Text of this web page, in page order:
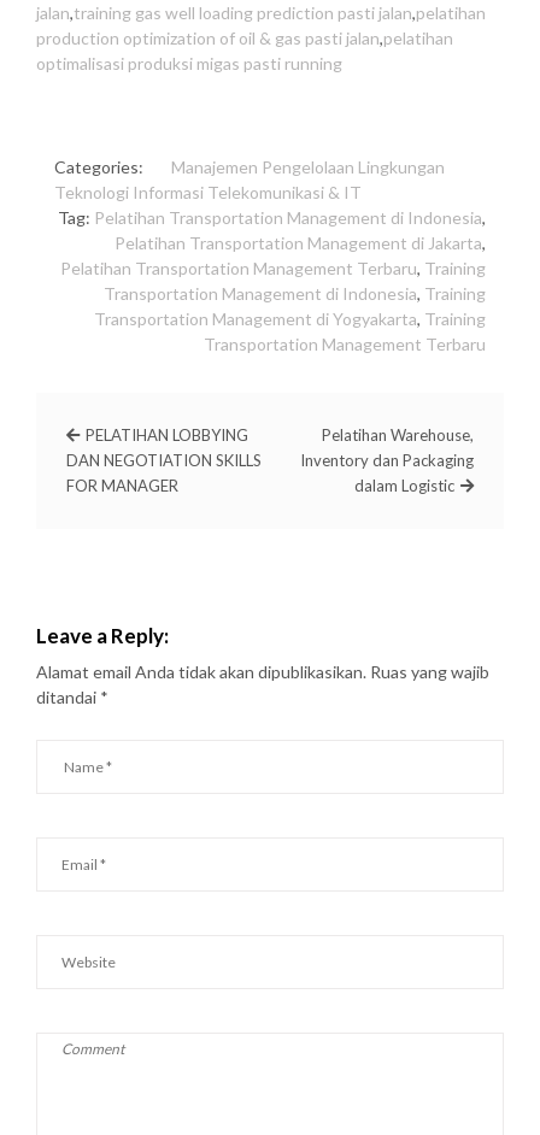
jalan,training gas well loading prediction pasti jalan,pelatihan
production optimization of oil & gas pasti jalan,pelatihan
optimalisasi produksi migas pasti running
Categories: Manajemen Pengelolaan Lingkungan
Teknologi Informasi Telekomunikasi & IT
Tag: Pelatihan Transportation Management di Indonesia,
Pelatihan Transportation Management di Jakarta,
Pelatihan Transportation Management Terbaru, Training
Transportation Management di Indonesia, Training
Transportation Management di Yogyakarta, Training
Transportation Management Terbaru
PELATIHAN LOBBYING
DAN NEGOTIATION SKILLS
FOR MANAGER
Pelatihan Warehouse,
Inventory dan Packaging
dalam Logistic
Leave a Reply:
Alamat email Anda tidak akan dipublikasikan. Ruas yang wajib
ditandai *